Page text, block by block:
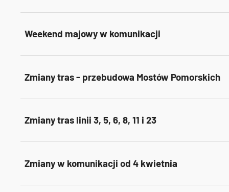
Weekend majowy w komunikacji
Zmiany tras - przebudowa Mostów Pomorskich
Zmiany tras linii 3, 5, 6, 8, 11 i 23
Zmiany w komunikacji od 4 kwietnia